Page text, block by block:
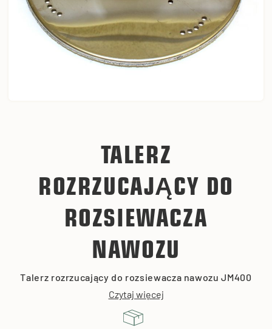
TALERZ
ROZRZUCAJĄCY DO
ROZSIEWACZA
NAWOZU
Talerz rozrzucający do rozsiewacza nawozu JM400
Czytaj więcej